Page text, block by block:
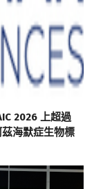
2026 上超過
海默症生物標